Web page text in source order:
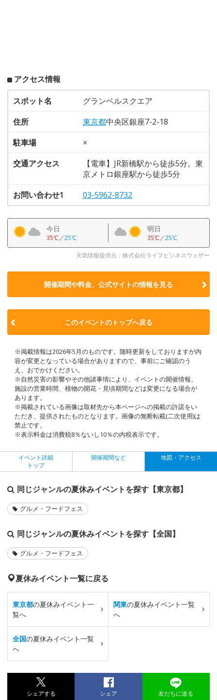
アクセス情報
スポット名
グランベルスクエア
住所
東京都中央区銀座7-2-18
駐車場
×
交通アクセス
【電車】JR新橋駅から徒歩5分。東
京メトロ銀座駅から徒歩5分
お問い合わせ1
03-5962-8732
今日
35℃／25℃
明日
35℃／25℃
天気情報提供元：株式会社ライフビジネスウェザー
開催期間や料金、公式サイトの情報を見る
このイベントのトップへ戻る
※掲載情報は2026年5月のものです。随時更新をしておりますが内
容が変更となっている場合がありますので、事前にご確認のう
え、おでかけください。
※自然災害の影響やその他諸事情により、イベントの開催情報、
施設の営業時間、植物の開花・見頃期間などは変更になる場合が
あります。
※掲載されている画像は取材先から本ページへの掲載の許諾をい
ただき、提供されたものとなります。画像の無断転載(二次使用)は
禁止です。
※表示料金は消費税8％ないし10％の内税表示です。
イベント詳細
トップ
開催期間など 地図・アクセス
同じジャンルの夏休みイベントを探す【東京都】
グルメ・フードフェス
同じジャンルの夏休みイベントを探す【全国】
グルメ・フードフェス
夏休みイベント一覧に戻る
東京都の夏休みイベント一
覧へ
関東の夏休みイベント一覧
へ
全国の夏休みイベント一覧
へ
シェアする シェア 友だちに送る